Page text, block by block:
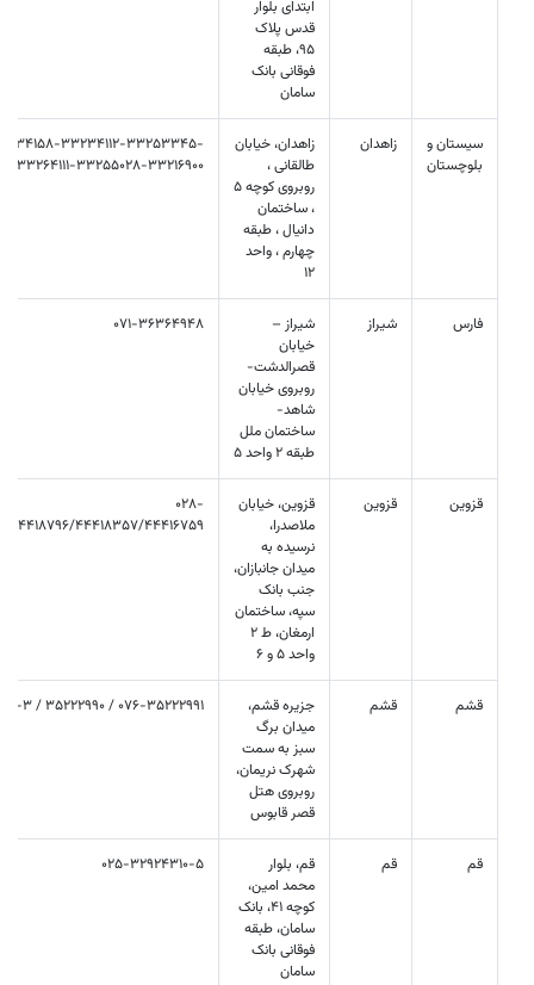
ابتدای بلوار
قدس پلاک
95، طبقه
فوقانی بانک
سامان
سیستان و
بلوچستان
زاهدان
زاهدان، خیابان
طالقانی ،
روبروی کوچه 5
، ساختمان
دانیال ، طبقه
چهارم ، واحد
12
33234112-33253345-
33264111-33255028-33216900
فارس شیراز
شیراز –
خیابان
قصرالدشت-
روبروی خیابان
شاهد-
ساختمان ملل
طبقه 2 واحد 5
071-36364948
قزوین قزوین
قزوین، خیابان
ملاصدرا،
نرسیده به
میدان جانبازان،
جنب بانک
سپه، ساختمان
ارمغان، ط 2
واحد 5 و 6
028-
44418796/44418357/44416759
قشم قشم
جزيره قشم،
میدان برگ
سبز به سمت
شهرک نریمان،
روبروی هتل
قصر قابوس
076-35222991 / 35222990 / 35210040-3
قم قم
قم، بلوار
محمد امین،
کوچه 41، بانک
سامان، طبقه
فوقانی بانک
سامان
025-32924310-5